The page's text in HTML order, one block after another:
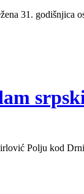
31. godišnjica
Polju kod